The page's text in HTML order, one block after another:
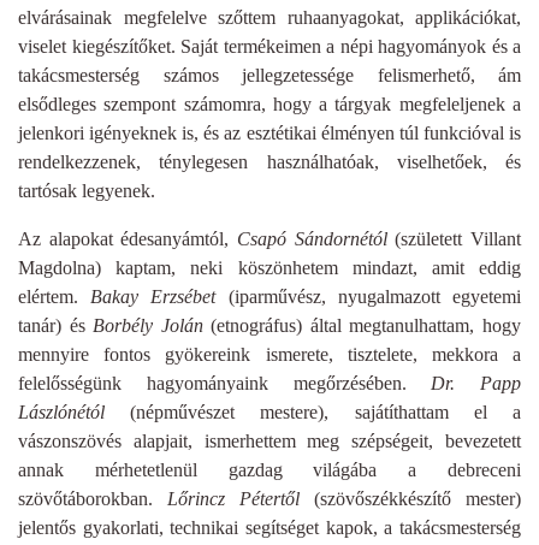
elvárásainak megfelelve szőttem ruhaanyagokat, applikációkat,
viselet kiegészítőket. Saját termékeimen a népi hagyományok és a
takácsmesterség számos jellegzetessége felismerhető, ám
elsődleges szempont számomra, hogy a tárgyak megfeleljenek a
jelenkori igényeknek is, és az esztétikai élményen túl funkcióval is
rendelkezzenek, ténylegesen használhatóak, viselhetőek, és
tartósak legyenek.
Az alapokat édesanyámtól, Csapó Sándornétól(született Villant
Magdolna) kaptam, neki köszönhetem mindazt, amit eddig
elértem. Bakay Erzsébet(iparművész, nyugalmazott egyetemi
tanár) és Borbély Jolán(etnográfus) által megtanulhattam, hogy
mennyire fontos gyökereink ismerete, tisztelete, mekkora a
felelősségünk hagyományaink megőrzésében. Dr. Papp
Lászlónétól (népművészet mestere), sajátíthattam el a
vászonszövés alapjait, ismerhettem meg szépségeit, bevezetett
annak mérhetetlenül gazdag világába a debreceni
szövőtáborokban. Lőrincz Pétertől (szövőszékkészítő mester)
jelentős gyakorlati, technikai segítséget kapok, a takácsmesterség